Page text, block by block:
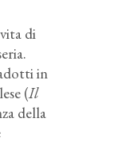
di
in
(Il
della